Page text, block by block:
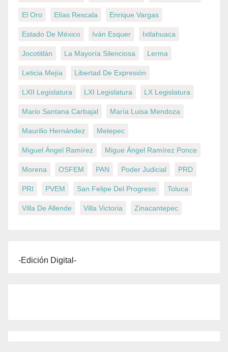
El Oro Elías Rescala Enrique Vargas
Estado De México Iván Esquer Ixtlahuaca
Jocotitlán La Mayoría Silenciosa Lerma
Leticia Mejía Libertad De Expresión
LXII Legislatura LXI Legislatura LX Legislatura
Mario Santana Carbajal María Luisa Mendoza
Maurilio Hernández Metepec
Miguel Ángel Ramírez Migue Ángel Ramírez Ponce
Morena OSFEM PAN Poder Judicial PRD
PRI PVEM San Felipe Del Progreso Toluca
Villa De Allende Villa Victoria Zinacantepec
-Edición Digital-